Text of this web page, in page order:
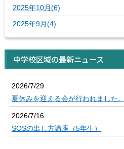
2025年10月(6)
2025年9月(4)
中学校区域の最新ニュース
2026/7/29
夏休みを迎える会が行われました
2026/7/16
SOSの出し方講座（5年生）